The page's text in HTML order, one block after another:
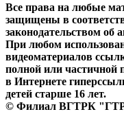
Все права на любые
защищены в
законодательством об
При любом
видеоматериалов
полной или частичной
в Интернете
детей старше 16 лет.
© Филиал ВГТРК